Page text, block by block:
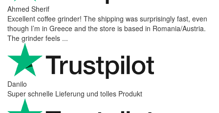
Ahmed Sherif
Excellent coffee grinder! The shipping was surprisingly fast, even
though I’m in Greece and the store is based in Romania/Austria.
The grinder feels ...
Danilo
Super schnelle Lieferung und tolles Produkt